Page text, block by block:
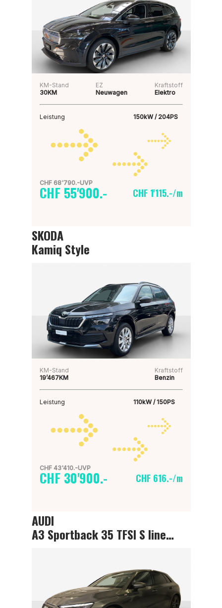
KM-Stand
30KM
EZ
Neuwagen
Kraftstoff
Elektro
Leistung 150kW / 204PS
CHF 68'790.-UVP
CHF 55'900.- CHF 1'115.-/m
SKODA
Kamiq Style
KM-Stand
19’467KM
Kraftstoff
Benzin
Leistung 110kW / 150PS
CHF 43'410.-UVP
CHF 30'900.- CHF 616.-/m
AUDI
A3 Sportback 35 TFSI S line Attraction